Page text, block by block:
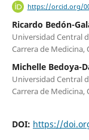
https://orcid.org/
Ricardo Bedón-
Universidad Central
Carrera de Medicina,
Michelle Bedoya-
Universidad Central
Carrera de Medicina,
DOI: https://